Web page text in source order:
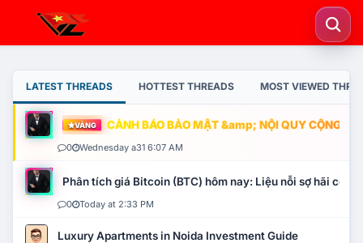
LATEST THREADS HOTTEST THREADS MOST VIEWED
VÀNG CẢNH BÁO BẢO MẬT &amp; NỘI QUY CỘNG
0 Wednesday a31 6:07 AM
Phân tích giá Bitcoin (BTC) hôm nay: Liệu nỗi sợ hãi có
0 Today at 2:33 PM
Luxury Apartments in Noida Investment Guide